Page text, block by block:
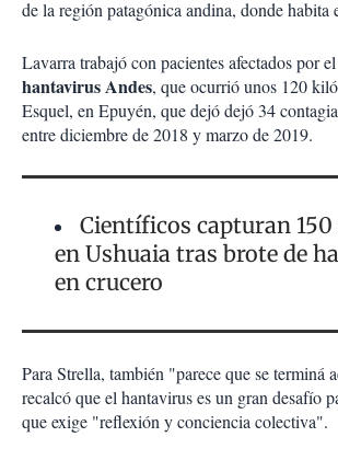
de la región patagónica andina, donde habita
Lavarra trabajó con pacientes afectados por
hantavirus Andes, que ocurrió unos 120
Esquel, en Epuyén, que dejó dejó 34
entre diciembre de 2018 y marzo de 2019.
Científicos capturan 150
en Ushuaia tras brote de
en crucero
Para Strella, también "parece que se terminá
recalcó que el hantavirus es un gran desafío
que exige "reflexión y conciencia colectiva".